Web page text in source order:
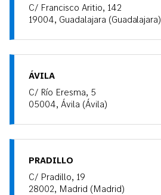
C/ Francisco Aritio, 142
19004, Guadalajara (Guadalajara)
ÁVILA
C/ Río Eresma, 5
05004, Ávila (Ávila)
PRADILLO
C/ Pradillo, 19
28002, Madrid (Madrid)